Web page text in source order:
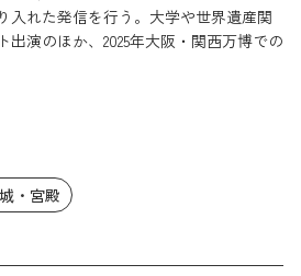
入れた発信を行う。大学や世界遺産関
出演のほか、2025年大阪・関西万博での
・宮殿